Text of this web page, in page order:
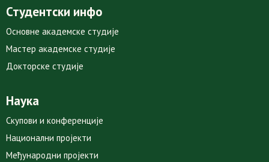
Студентски инфо
Основне академске студије
Мастер академске студије
Докторске студије
Наука
Скупови и конференције
Национални пројекти
Међународни пројекти